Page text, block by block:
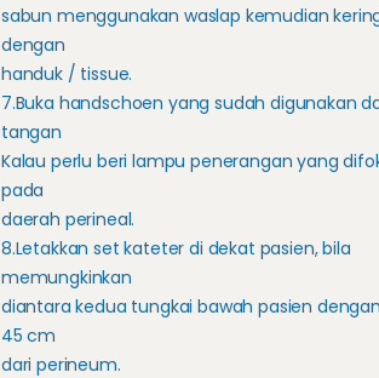
sabun menggunakan waslap kemudian
dengan
handuk / tissue.
7.Buka handschoen yang sudah digunakan
tangan
Kalau perlu beri lampu penerangan yang
pada
daerah perineal.
8.Letakkan set kateter di dekat pasien, bila
memungkinkan
diantara kedua tungkai bawah pasien
45 cm
dari perineum.